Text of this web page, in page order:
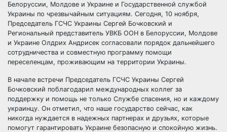
Белоруссии, Молдове и Украине и Государственной службой
Украины по чрезвычайным ситуациям. Сегодня, 10 ноября,
Председатель ГСЧС Украины Сергей Бочковский и
Региональный представитель УВКБ ООН в Белоруссии, Молдове
и Украине Олдрих Андрисек согласовали порядок дальнейшего
сотрудничества и совместную программу помощи
переселенцам, проживающим на территории Украины.
В начале встречи Председатель ГСЧС Украины Сергей
Бочковский поблагодарил международных коллег за
поддержку и помощь не только Службе спасения, но и каждому
украинцу. Он отметил, что наше государство сейчас, как
никогда нуждается в надежных партнерах и друзьях, которые
помогут гарантировать Украине безопасную и спокойную жизнь.